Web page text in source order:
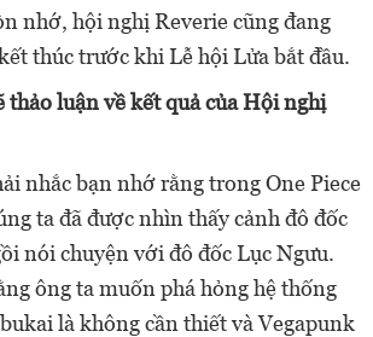
nhớ, hội nghị Reverie cũng đang
thúc trước khi Lễ hội Lửa bắt đầu.
thảo luận về kết quả của Hội nghị
nhắc bạn nhớ rằng trong One Piece
ta đã được nhìn thấy cảnh đô đốc
nói chuyện với đô đốc Lục Ngưu.
ông ta muốn phá hỏng hệ thống
là không cần thiết và Vegapunk